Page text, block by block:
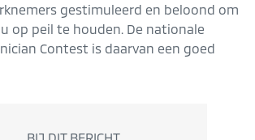
gestimuleerd en beloond om
op peil te houden. De nationale
Contest is daarvan een goed
BIJ DIT BERICHT